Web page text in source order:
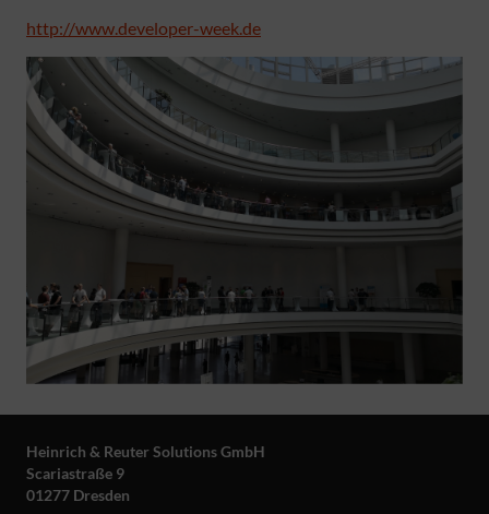
http://www.developer-week.de
Heinrich & Reuter Solutions GmbH
Scariastraße 9
01277 Dresden